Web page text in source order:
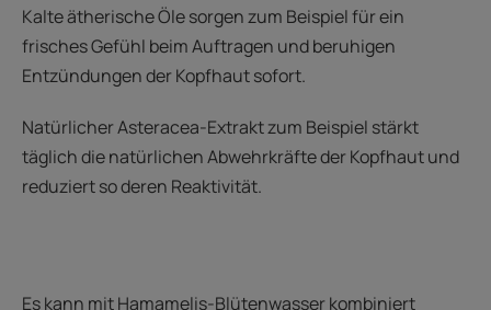
Kalte ätherische Öle sorgen zum Beispiel für ein
frisches Gefühl beim Auftragen und beruhigen
Entzündungen der Kopfhaut sofort.
Natürlicher Asteracea-Extrakt zum Beispiel stärkt
täglich die natürlichen Abwehrkräfte der Kopfhaut und
reduziert so deren Reaktivität.
Es kann mit Hamamelis-Blütenwasser kombiniert